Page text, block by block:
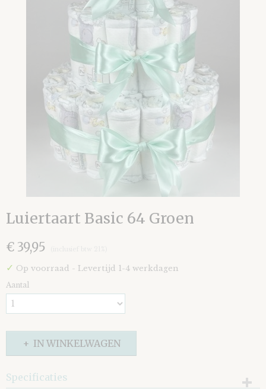
Luiertaart Basic 64 Groen
€ 39,95
✓ Op voorraad - Levertijd 1-4 werkdagen
Aantal
IN WINKELWAGEN
Specificaties